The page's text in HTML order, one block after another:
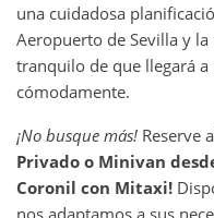
una cuidadosa
Aeropuerto de Sevilla y
tranquilo de que llegará
cómodamente.
¡No busque más! Reserve
Privado o Minivan
Coronil con Mitaxi!
nos adaptamos a sus